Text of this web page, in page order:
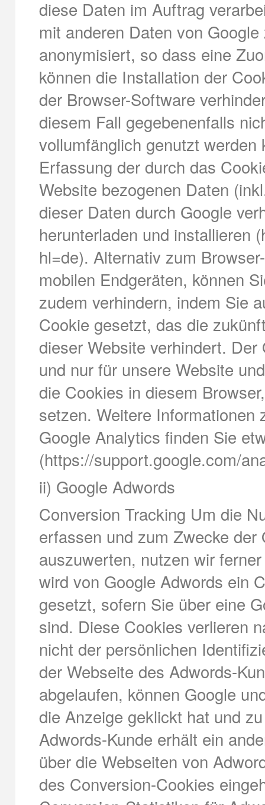
diese Daten im Auftrag
mit anderen Daten von
anonymisiert, so dass eine
können die Installation der
der Browser-Software
diesem Fall gegebenenfalls
vollumfänglich genutzt
Erfassung der durch das
Website bezogenen Daten
dieser Daten durch Google
herunterladen und installieren
hl=de). Alternativ zum
mobilen Endgeräten, können
zudem verhindern, indem Sie
Cookie gesetzt, das die
dieser Website verhindert.
und nur für unsere Website
die Cookies in diesem
setzen. Weitere
Google Analytics finden Sie
(https://support.google.com/
ii) Google Adwords
Conversion Tracking Um die
erfassen und zum Zwecke
auszuwerten, nutzen wir
wird von Google Adwords ein
gesetzt, sofern Sie über eine
sind. Diese Cookies verlieren
nicht der persönlichen
der Webseite des Adwords-
abgelaufen, können Google
die Anzeige geklickt hat und
Adwords-Kunde erhält ein
über die Webseiten von
des Conversion-Cookies